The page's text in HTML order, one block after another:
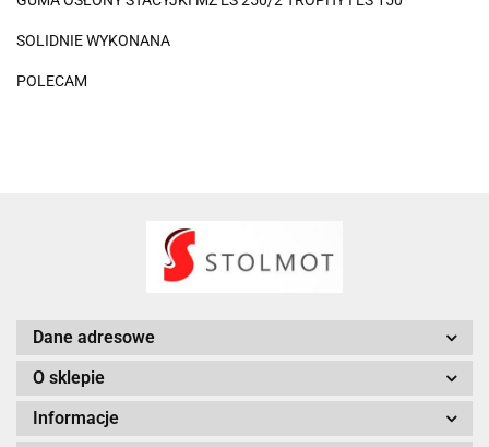
SOLIDNIE WYKONANA
POLECAM
Dane adresowe
O sklepie
Informacje